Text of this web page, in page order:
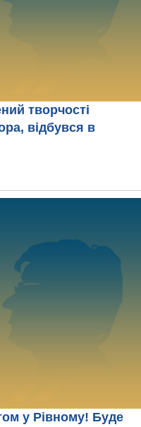
творчості
відбувся в
у Рівному! Буде